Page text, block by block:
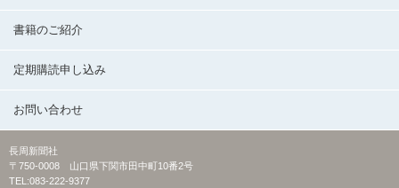
書籍のご紹介
定期購読申し込み
お問い合わせ
長周新聞社
〒750-0008 山口県下関市田中町10番2号
TEL:083-222-9377